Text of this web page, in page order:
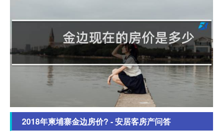
2018年柬埔寨金边房价? - 安居客房产问答